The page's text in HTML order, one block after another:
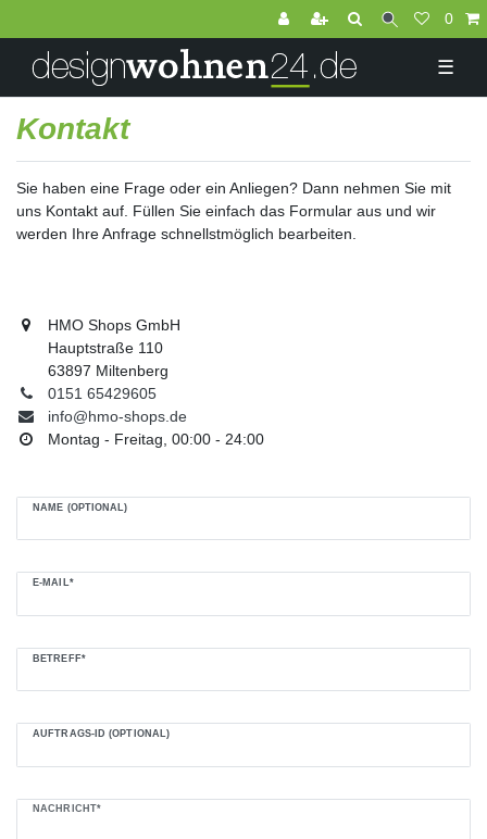
0
☰
Kontakt
Sie haben eine Frage oder ein Anliegen? Dann nehmen Sie mit
uns Kontakt auf. Füllen Sie einfach das Formular aus und wir
werden Ihre Anfrage schnellstmöglich bearbeiten.
HMO Shops GmbH
Hauptstraße 110
63897 Miltenberg
0151 65429605
info@hmo-shops.de
Montag - Freitag, 00:00 - 24:00
NAME (OPTIONAL)
E-MAIL*
BETREFF*
AUFTRAGS-ID (OPTIONAL)
NACHRICHT*